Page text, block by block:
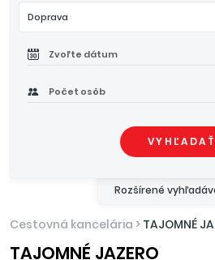
Rozšírené
Doprava
Zvoľte dátum
Počet osôb
VYHĽADAŤ
Cestovná kancelária > TAJOMNÉ
TAJOMNÉ JAZERO